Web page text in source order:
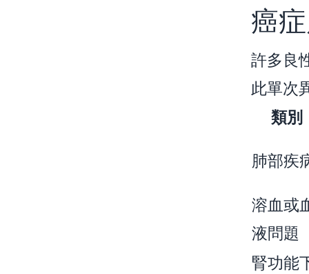
癌
許多良
此單次
類別
肺部疾
溶血或
液問題
腎功能